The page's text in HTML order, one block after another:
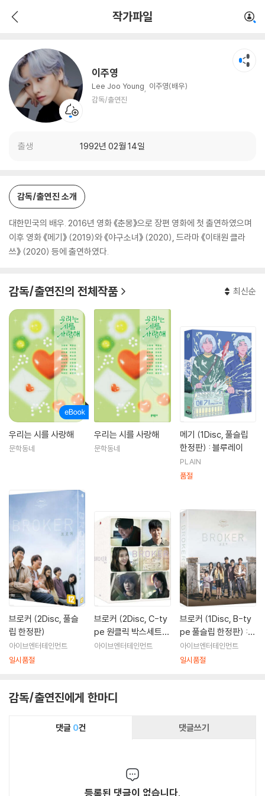
작가파일
이주영
Lee Joo Young
이주영(배우)
감독/출연진
출생 1992년 02월 14일
감독/출연진 소개
대한민국의 배우. 2016년 영화 《춘몽》으로 장편 영화에 첫 출연하였으며
이후 영화 《메기》 (2019)와 《야구소녀》 (2020), 드라마 《이태원 클라
쓰》 (2020) 등에 출연하였다.
감독/출연진의 전체작품 최신순
우리는 시를 사랑해
문학동네
우리는 시를 사랑해
문학동네
메기 (1Disc, 풀슬립
한정판) : 블루레이
PLAIN
품절
브로커 (2Disc, 풀슬
립 한정판)
아이브엔터테인먼트
일시품절
브로커 (2Disc, C-ty
pe 원클릭 박스세트
한정판) : 블루레이
아이브엔터테인먼트
브로커 (1Disc, B-ty
pe 풀슬립 한정판) :
블루레이
아이브엔터테인먼트
일시품절
감독/출연진에게 한마디
댓글 0건 댓글쓰기
등록된 댓글이 없습니다.